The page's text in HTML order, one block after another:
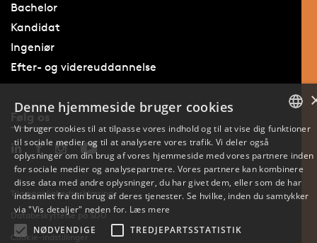
Bachelor
Kandidat
Ingeniør
Efter- og videreuddannelse
Følg os
Tilgængelighedserklæring
Databeskyttelse på SDU
Cookie-indstillinger
ENGLISH
Denne hjemmeside bruger cookies
Vi bruger cookies til at tilpasse vores indhold og til at vise dig funktioner
til sociale medier og til at analysere vores trafik. Vi deler også
oplysninger om din brug af vores hjemmeside med vores partnere inden
for sociale medier og analysepartnere. Vores partnere kan kombinere
disse data med andre oplysninger, du har givet dem, eller som de har
indsamlet fra din brug af deres tjenester. Se hvilke, inden du samtykker
via "Vis detaljer" neden for. Læs mere
NØDVENDIGE
TREDJEPARTSSTATISTIK